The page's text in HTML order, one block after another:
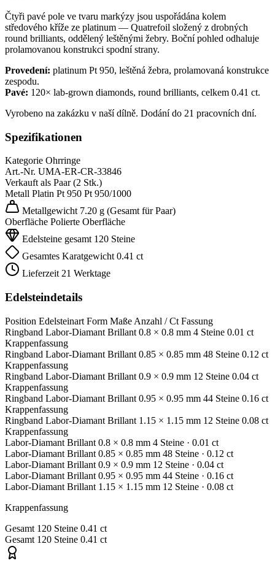
Čtyři pavé pole ve tvaru markýzy jsou uspořádána kolem
středového kříže ze platinum — Quatrefoil složený z drobných
round brilliants, oddělený leštěnými žebry. Boční pohled odhaluje
prolamovanou konstrukci spodní strany.
Provedení: platinum Pt 950, leštěná žebra, prolamovaná konstrukce
zespodu.
Pavé: 120× lab-grown diamonds, round brilliants, celkem 0.41 ct.
Vyrobeno na zakázku v naší dílně. Dodání do 21 pracovních dní.
Spezifikationen
Kategorie Ohrringe
Art.-Nr. UMA-ER-CR-33846
Verkauft als Paar (2 Stk.)
Metall Platin Pt 950 Pt 950/1000
Metallgewicht 7.20 g (Gesamt für Paar)
Oberfläche Polierte Oberfläche
Edelsteine gesamt 120 Steine
Gesamtes Karatgewicht 0.41 ct
Lieferzeit 21 Werktage
Edelsteindetails
Position Edelsteinart Form Maße Anzahl / Ct Fassung
Ringband Labor-Diamant Brillant 0.8 × 0.8 mm 4 Steine 0.01 ct
Krappenfassung
Ringband Labor-Diamant Brillant 0.85 × 0.85 mm 48 Steine 0.12 ct
Krappenfassung
Ringband Labor-Diamant Brillant 0.9 × 0.9 mm 12 Steine 0.04 ct
Krappenfassung
Ringband Labor-Diamant Brillant 0.95 × 0.95 mm 44 Steine 0.16 ct
Krappenfassung
Ringband Labor-Diamant Brillant 1.15 × 1.15 mm 12 Steine 0.08 ct
Krappenfassung
Labor-Diamant Brillant 0.8 × 0.8 mm 4 Steine · 0.01 ct
Labor-Diamant Brillant 0.85 × 0.85 mm 48 Steine · 0.12 ct
Labor-Diamant Brillant 0.9 × 0.9 mm 12 Steine · 0.04 ct
Labor-Diamant Brillant 0.95 × 0.95 mm 44 Steine · 0.16 ct
Labor-Diamant Brillant 1.15 × 1.15 mm 12 Steine · 0.08 ct
Krappenfassung
Gesamt 120 Steine 0.41 ct
Gesamt 120 Steine 0.41 ct